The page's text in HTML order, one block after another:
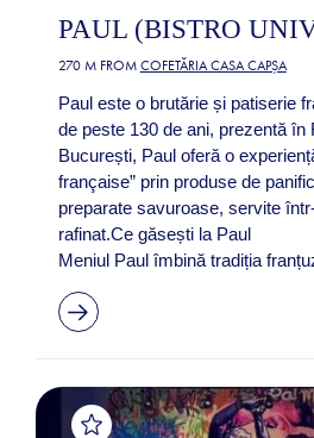
PAUL (BISTRO
270 M FROM COFETĂRIA CASA CAPȘA
Paul este o brutărie și patiserie
de peste 130 de ani, prezentă în
București, Paul oferă o
française” prin produse de
preparate savuroase, servite
rafinat.Ce găsești la Paul
Meniul Paul îmbină tradiția